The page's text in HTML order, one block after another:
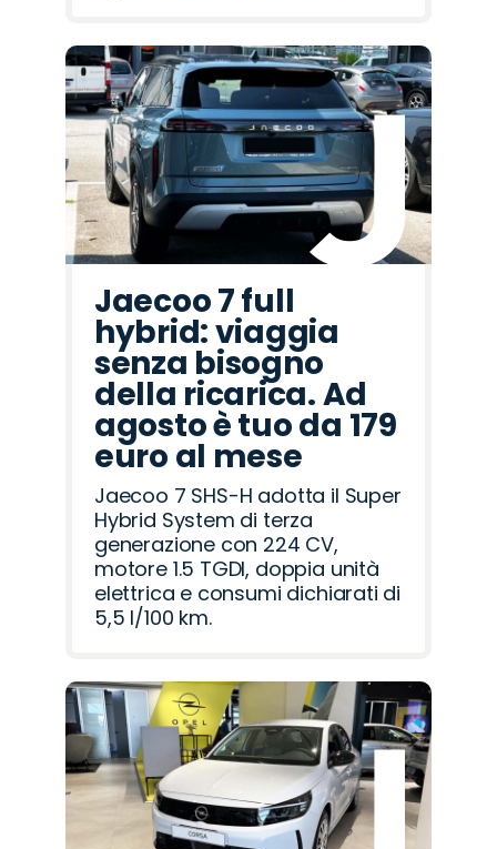
Jaecoo 7 full
hybrid: viaggia
senza bisogno
della ricarica. Ad
agosto è tuo da 179
euro al mese
Jaecoo 7 SHS-H adotta il Super
Hybrid System di terza
generazione con 224 CV,
motore 1.5 TGDI, doppia unità
elettrica e consumi dichiarati di
5,5 l/100 km.